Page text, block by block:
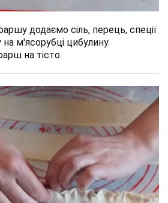
додаємо сіль, перець, спеції
на м'ясорубці цибулину.
на тісто.